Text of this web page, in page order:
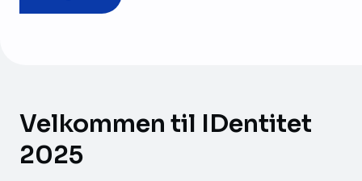
Velkommen til IDentitet
2025